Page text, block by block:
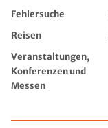
Fehlersuche
Reisen
Veranstaltungen,
Konferenzen und
Messen